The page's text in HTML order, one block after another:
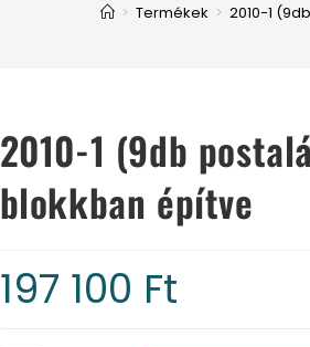
> Termékek > 2010-1
2010-1 (9db
blokkban építve
197 100 Ft